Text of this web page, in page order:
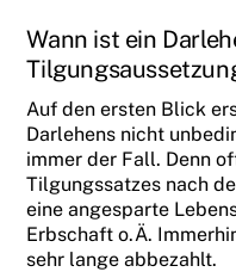
Wann ist ein
Auf den ersten Blick
Darlehens nicht
immer der Fall. Denn
Tilgungssatzes nach
eine angesparte
Erbschaft o.Ä.
sehr lange abbezahlt.